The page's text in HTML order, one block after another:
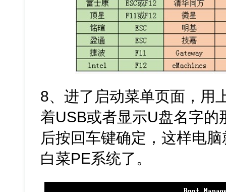
8、进了启动菜单页面，用
着USB或者显示U盘名字的
后按回车键确定，这样电
白菜PE系统了。